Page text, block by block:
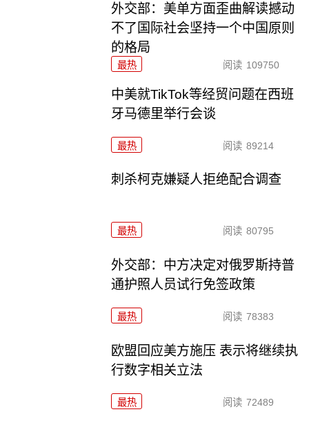
外交部：美单方面歪曲解读撼动
不了国际社会坚持一个中国原则
的格局
最热 阅读 109750
中美就TikTok等经贸问题在西班
牙马德里举行会谈
最热 阅读 89214
刺杀柯克嫌疑人拒绝配合调查
最热 阅读 80795
外交部：中方决定对俄罗斯持普
通护照人员试行免签政策
最热 阅读 78383
欧盟回应美方施压 表示将继续执
行数字相关立法
最热 阅读 72489